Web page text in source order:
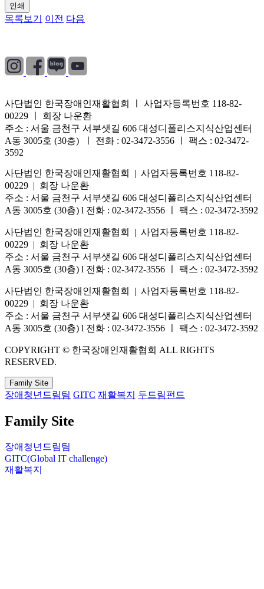
인쇄
목록보기 이전 다음
사단법인 한국장애인재활협회 ㅣ 사업자등록번호 118-82-
00229 ㅣ 회장 나운환
주소 : 서울 금천구 서부샛길 606 대성디폴리스지식산업센터
A동 3005호 (30층) ㅣ 전화 : 02-3472-3556 ㅣ 팩스 : 02-3472-
3592
사단법인 한국장애인재활협회 | 사업자등록번호 118-82-
00229 | 회장 나운환
주소 : 서울 금천구 서부샛길 606 대성디폴리스지식산업센터
A동 3005호 (30층) l 전화 : 02-3472-3556 ㅣ 팩스 : 02-3472-3592
사단법인 한국장애인재활협회 | 사업자등록번호 118-82-
00229 | 회장 나운환
주소 : 서울 금천구 서부샛길 606 대성디폴리스지식산업센터
A동 3005호 (30층) l 전화 : 02-3472-3556 ㅣ 팩스 : 02-3472-3592
사단법인 한국장애인재활협회 | 사업자등록번호 118-82-
00229 | 회장 나운환
주소 : 서울 금천구 서부샛길 606 대성디폴리스지식산업센터
A동 3005호 (30층) l 전화 : 02-3472-3556 ㅣ 팩스 : 02-3472-3592
COPYRIGHT © 한국장애인재활협회 ALL RIGHTS
RESERVED.
Family Site
장애청년드림팀 GITC 재활복지 두드림펀드
Family Site
장애청년드림팀
GITC(Global IT challenge)
재활복지